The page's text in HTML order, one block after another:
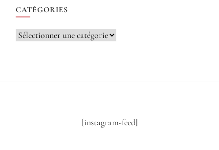
CATÉGORIES
Catégories
[instagram-feed]